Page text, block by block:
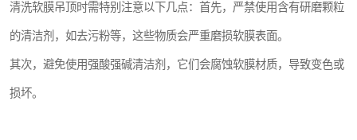
清洗软膜吊顶时需特别注意以下几点：首先，严禁使用含有研磨颗粒
的清洁剂，如去污粉等，这些物质会严重磨损软膜表面。
其次，避免使用强酸强碱清洁剂，它们会腐蚀软膜材质，导致变色或
损坏。